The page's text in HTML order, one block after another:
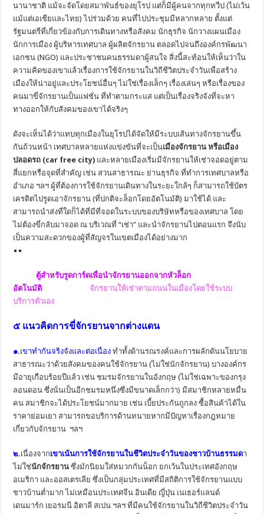
นานาชาติ แม้จะจัดโดยสมาพันธ์ของยุโรป แต่ก็มีผู้คนจากทุกทวีป (ไม่เว้น
แม้แต่เอเชียและไทย) ไปร่วมด้วย คนที่ไปประชุมมีหลากหลาย ตั้งแต่
รัฐมนตรีที่เกี่ยวข้องกับการเดินทางหรือสังคม นักธุรกิจ นักวางแผนเมือง
นักการเมือง ผู้บริหารเทศบาล ผู้ผลิตจักรยาน ตลอดไปจนถึงองค์กรพัฒนา
เอกชน (NGO) และประชาชนคนธรรมดาผู้สนใจ สิ่งนี้สะท้อนให้เห็นว่าใน
ความคิดของเขาแล้วเรื่องการใช้จักรยานในวิถีชีวิตประจำวันเพื่อสร้าง
เมืองให้น่าอยู่และประโยชน์อื่นๆ ไม่ใช่เรื่องเล็กๆ เรื่องเล่นๆ หรือเรื่องของ
คนมาขี่จักรยานเป็นแฟชั่น ที่ทำตามกระแส แต่เป็นเรื่องจริงจังที่จะหา
ทางออกให้กับสังคมของเขาได้จริงๆ
ดังจะเห็นได้ว่าแทบทุกเมืองในยุโรปได้จัดให้มีระบบเส้นทางจักรยานขึ้น
กันถ้วนหน้า เทศบาลหลายแห่งแข่งขันที่จะเป็นเมืองจักรยาน หรือเมือง
ปลอดรถ (car free city) และหลายเมืองเริ่มมีจักรยานให้เช่าจอดอยู่ตาม
สี่แยกหรือจุดที่สำคัญ เช่น สวนสาธารณะ ย่านธุรกิจ ที่ทำการเทศบาลหรือ
อำเภอ ฯลฯ ผู้ที่ต้องการใช้จักรยานเดินทางในระยะใกล้ๆ ก็สามารถใช้บัตร
เครดิตไปรูดเอาจักรยาน (ที่ปกติจะล็อกโดยอัตโนมัติ) มาใช้ได้ และ
สามารถนำส่งที่ใดก็ได้ที่มีที่จอดในระบบของบริษัทหรือของเทศบาล โดย
ไม่ต้องขี่กลับมาจอด ณ บริเวณที่ “เช่า” และนำจักรยานไปตอนแรก จึงนับ
เป็นความสะดวกของผู้ที่สัญจรในเขตเมืองได้อย่างมาก
ตู้สำหรับรูดการ์ดเพื่อนำจักรยานออกจากหัวล็อก
อัตโนมัติ
จักรยานให้เช่าตามถนนในเมืองโดยใช้ระบบ
บริการตัวเอง
๕ แนวคิดการขี่จักรยานจากต่างแดน
๑.เขาทำกันจริงจังและต่อเนื่อง ทำทั้งด้านรณรงค์และการผลักดันนโยบาย
สาธารณะว่าด้วยสังคมของคนใช้จักรยาน (ไม่ใช่นักจักรยาน) บางองค์กร
มีอายุเกือบร้อยปีแล้ว เช่น ชมรมจักรยานในอังกฤษ (ไม่ใช่เฉพาะของกรุง
ลอนดอน ซึ่งนั่นเป็นอีกชมรมหนึ่งซึ่งมีขนาดเล็กกว่า) มีสมาชิกหลายหมื่น
คน สมาชิกจะได้ประโยชน์มากมาย เช่น เบี้ยประกันถูกลง ซื้อสินค้าได้ใน
ราคาย่อมเยา สามารถขอบริการด้านทนายหากมีปัญหาเรื่องกฎหมาย
เกี่ยวกับจักรยาน ฯลฯ
๒.เนื่องจากเขาเน้นการใช้จักรยานในชีวิตประจำวันของชาวบ้านธรรมดา
ไม่ใช่นักจักรยาน ซึ่งมักนิยมใส่หมวกกันน็อก ยกเว้นในประเทศอังกฤษ
อเมริกา และออสเตรเลีย ซึ่งเป็นกลุ่มประเทศที่มีสถิติการใช้จักรยานแบบ
ชาวบ้านต่ำมาก ไม่เหมือนประเทศจีน อินเดีย ญี่ปุ่น เนเธอร์แลนด์
เดนมาร์ก เยอรมนี อิตาลี สเปน ฯลฯ ที่มีคนใช้จักรยานในวิถีชีวิตประจำวัน